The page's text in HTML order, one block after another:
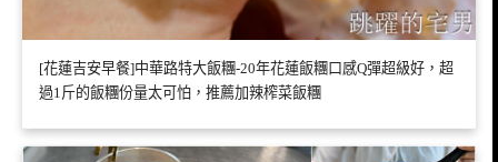
[花蓮吉安早餐]中華路特大飯糰-20年花蓮飯糰口感Q彈超級好，超
過1斤的飯糰份量太可怕，推薦加辣榨菜飯糰